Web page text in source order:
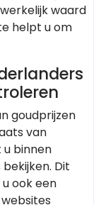
waard
helpt u om
goudprijzen
van
binnen
Dit
ook een